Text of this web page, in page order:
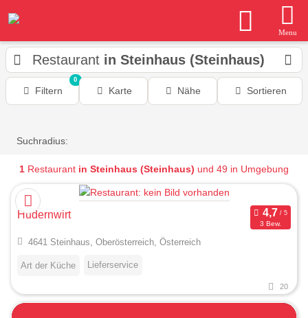
Menu
Restaurant in Steinhaus (Steinhaus)
Filtern
0
Karte Nähe Sortieren
Suchradius:
1 Restaurant in Steinhaus (Steinhaus) und 49 in Umgebung
Hudernwirt
3 Bew.
4641 Steinhaus, Oberösterreich, Österreich
Art der Küche Lieferservice
20